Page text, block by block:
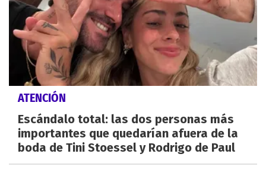
ATENCIÓN
Escándalo total: las dos personas más
importantes que quedarían afuera de la
boda de Tini Stoessel y Rodrigo de Paul